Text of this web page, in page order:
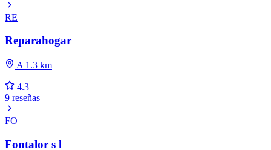
RE
Reparahogar
A 1.3 km
4.3
9 reseñas
FO
Fontalor s l